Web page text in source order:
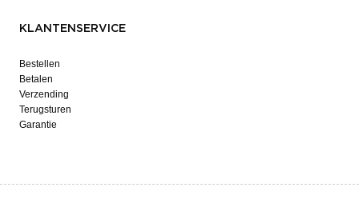
KLANTENSERVICE
Bestellen
Betalen
Verzending
Terugsturen
Garantie